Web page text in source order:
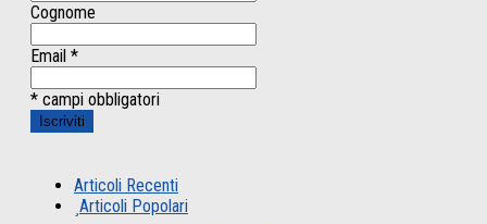
Cognome
Email *
* campi obbligatori
Articoli Recenti
Articoli Popolari